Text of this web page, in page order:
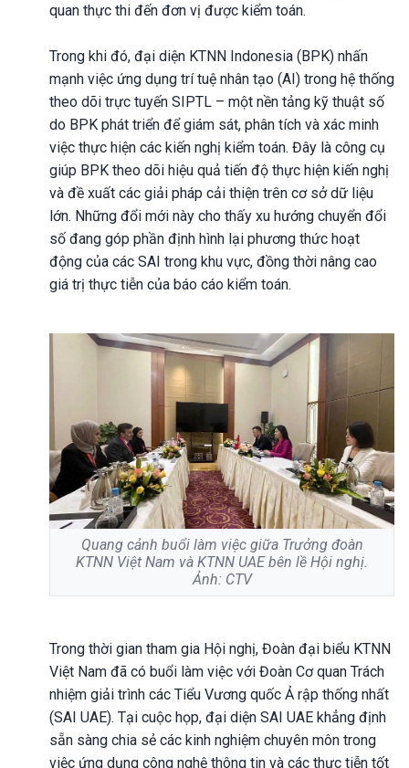
quan thực thi đến đơn vị được kiểm toán.
Trong khi đó, đại diện KTNN Indonesia (BPK) nhấn
mạnh việc ứng dụng trí tuệ nhân tạo (AI) trong hệ thống
theo dõi trực tuyến SIPTL – một nền tảng kỹ thuật số
do BPK phát triển để giám sát, phân tích và xác minh
việc thực hiện các kiến nghị kiểm toán. Đây là công cụ
giúp BPK theo dõi hiệu quả tiến độ thực hiện kiến nghị
và đề xuất các giải pháp cải thiện trên cơ sở dữ liệu
lớn. Những đổi mới này cho thấy xu hướng chuyển đổi
số đang góp phần định hình lại phương thức hoạt
động của các SAI trong khu vực, đồng thời nâng cao
giá trị thực tiễn của báo cáo kiểm toán.
Quang cảnh buổi làm việc giữa Trưởng đoàn
KTNN Việt Nam và KTNN UAE bên lề Hội nghị.
Ảnh: CTV
Trong thời gian tham gia Hội nghị, Đoàn đại biểu KTNN
Việt Nam đã có buổi làm việc với Đoàn Cơ quan Trách
nhiệm giải trình các Tiểu Vương quốc Ả rập thống nhất
(SAI UAE). Tại cuộc họp, đại diện SAI UAE khẳng định
sẵn sàng chia sẻ các kinh nghiệm chuyên môn trong
việc ứng dụng công nghệ thông tin và các thực tiễn tốt